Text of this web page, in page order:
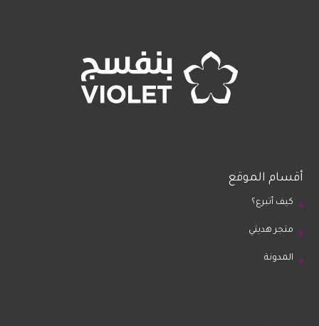
أقسام الموقع
كيف أتبرع؟
متجر هديتي
المدونة